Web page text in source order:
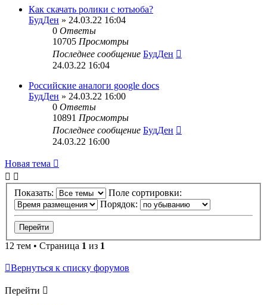
Как скачать ролики с ютьюба?
БудДен » 24.03.22 16:04
0 Ответы
10705 Просмотры
Последнее сообщение БудДен
24.03.22 16:04
Российские аналоги google docs
БудДен » 24.03.22 16:00
0 Ответы
10891 Просмотры
Последнее сообщение БудДен
24.03.22 16:00
Новая тема
Показать:
Поле сортировки:
Порядок:
12 тем • Страница 1 из 1
Вернуться к списку форумов
Перейти